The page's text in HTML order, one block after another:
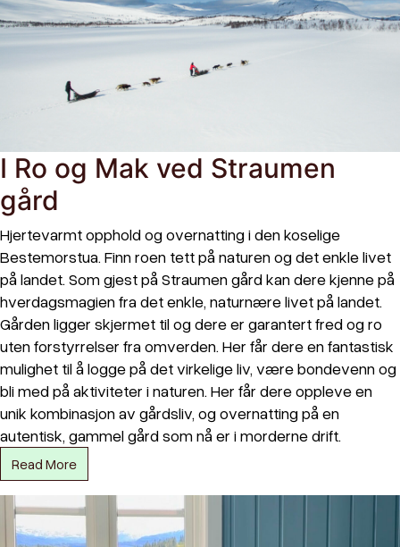
I Ro og Mak ved Straumen
gård
Hjertevarmt opphold og overnatting i den koselige
Bestemorstua. Finn roen tett på naturen og det enkle livet
på landet. Som gjest på Straumen gård kan dere kjenne på
hverdagsmagien fra det enkle, naturnære livet på landet.
Gården ligger skjermet til og dere er garantert fred og ro
uten forstyrrelser fra omverden. Her får dere en fantastisk
mulighet til å logge på det virkelige liv, være bondevenn og
bli med på aktiviteter i naturen. Her får dere oppleve en
unik kombinasjon av gårdsliv, og overnatting på en
autentisk, gammel gård som nå er i morderne drift.
Read More